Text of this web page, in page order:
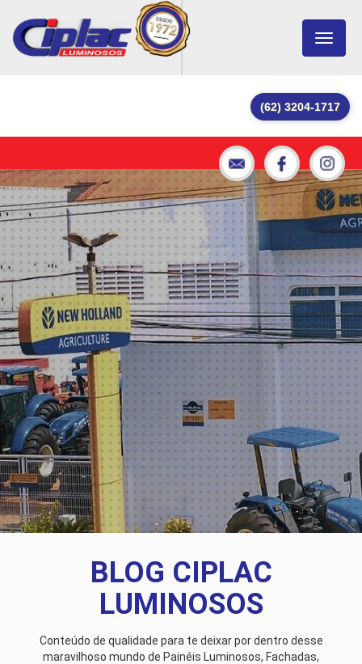
Toggle
(62) 3204-1717
BLOG CIPLAC
LUMINOSOS
Conteúdo de qualidade para te deixar por dentro desse
maravilhoso mundo de Painéis Luminosos, Fachadas,